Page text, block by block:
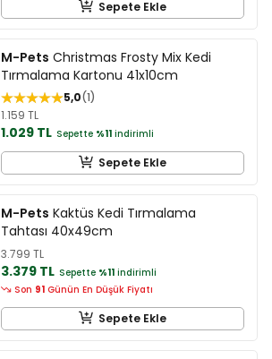
Sepete Ekle
M-Pets Christmas Frosty Mix Kedi
Tırmalama Kartonu 41x10cm
5,0 1
1.159 TL
1.029 TL Sepette %11 indirimli
Sepete Ekle
M-Pets Kaktüs Kedi Tırmalama
Tahtası 40x49cm
3.799 TL
3.379 TL Sepette %11 indirimli
Son 91 Günün En Düşük Fiyatı
Sepete Ekle